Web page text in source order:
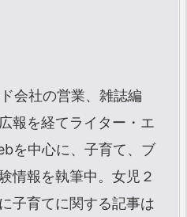
会社の営業、雑誌編
報を経てライター・エ
を中心に、子育て、ブ
情報を執筆中。女児２
子育てに関する記事は